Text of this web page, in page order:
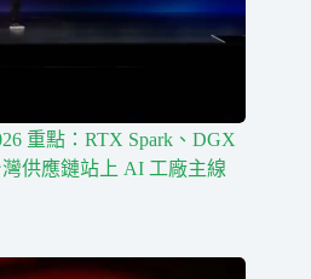
重點：RTX Spark、DGX
灣供應鏈站上 AI 工廠主線